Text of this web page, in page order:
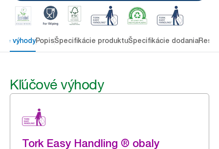
výhodyPopisŠpecifikácie produktuŠpecifikácie dodania
Kľúčové výhody
Tork Easy Handling ® obaly